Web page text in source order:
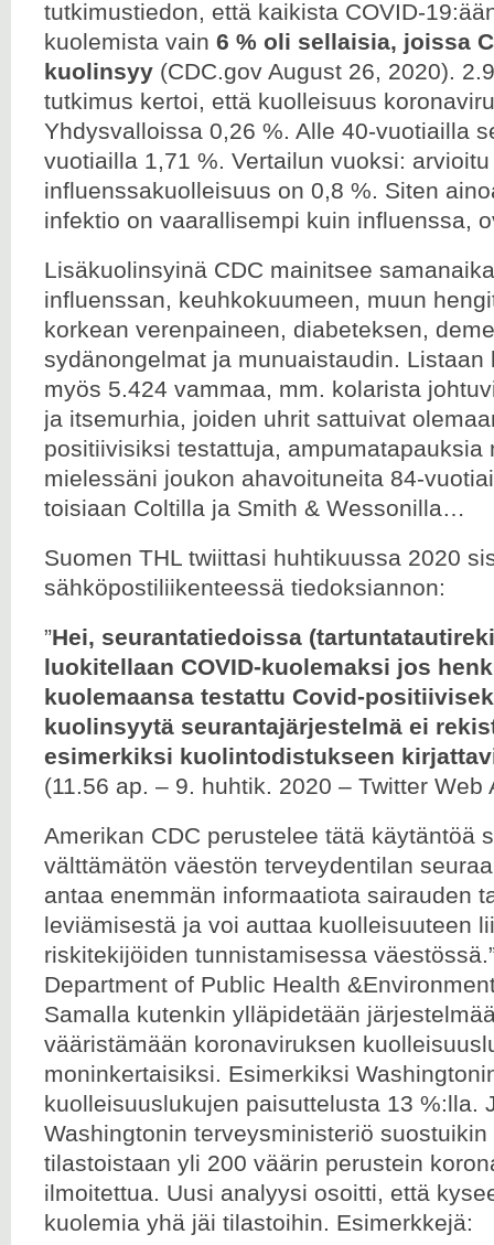
tutkimustiedon, että kaikista COVID-
kuolemista vain 6 % oli sellaisia, joissa
kuolinsyy (CDC.gov August 26, 2020).
tutkimus kertoi, että kuolleisuus
Yhdysvalloissa 0,26 %. Alle 40-vuotiailla
vuotiailla 1,71 %. Vertailun vuoksi:
influenssakuolleisuus on 0,8 %. Siten
infektio on vaarallisempi kuin influenssa,
Lisäkuolinsyinä CDC mainitsee
influenssan, keuhkokuumeen, muun
korkean verenpaineen, diabeteksen,
sydänongelmat ja munuaistaudin. Listaan
myös 5.424 vammaa, mm. kolarista
ja itsemurhia, joiden uhrit sattuivat
positiivisiksi testattuja, ampumatapauksia
mielessäni joukon ahavoituneita 84-
toisiaan Coltilla ja Smith & Wessonilla…
Suomen THL twiittasi huhtikuussa 2020
sähköpostiliikenteessä tiedoksiannon:
”Hei, seurantatiedoissa
luokitellaan COVID-kuolemaksi jos
kuolemaansa testattu Covid-
kuolinsyytä seurantajärjestelmä ei
esimerkiksi kuolintodistukseen
(11.56 ap. – 9. huhtik. 2020 – Twitter Web
Amerikan CDC perustelee tätä käytäntöä
välttämätön väestön terveydentilan
antaa enemmän informaatiota sairauden
leviämisestä ja voi auttaa kuolleisuuteen
riskitekijöiden tunnistamisessa
Department of Public Health
Samalla kutenkin ylläpidetään
vääristämään koronaviruksen
moninkertaisiksi. Esimerkiksi
kuolleisuuslukujen paisuttelusta 13 %:lla.
Washingtonin terveysministeriö
tilastoistaan yli 200 väärin perustein
ilmoitettua. Uusi analyysi osoitti, että
kuolemia yhä jäi tilastoihin. Esimerkkejä: